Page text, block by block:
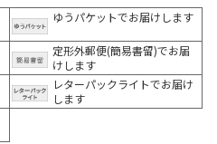
ゆうパケットでお届けします
定形外郵便(簡易書留)でお届
けします
レターパックライトでお届け
します